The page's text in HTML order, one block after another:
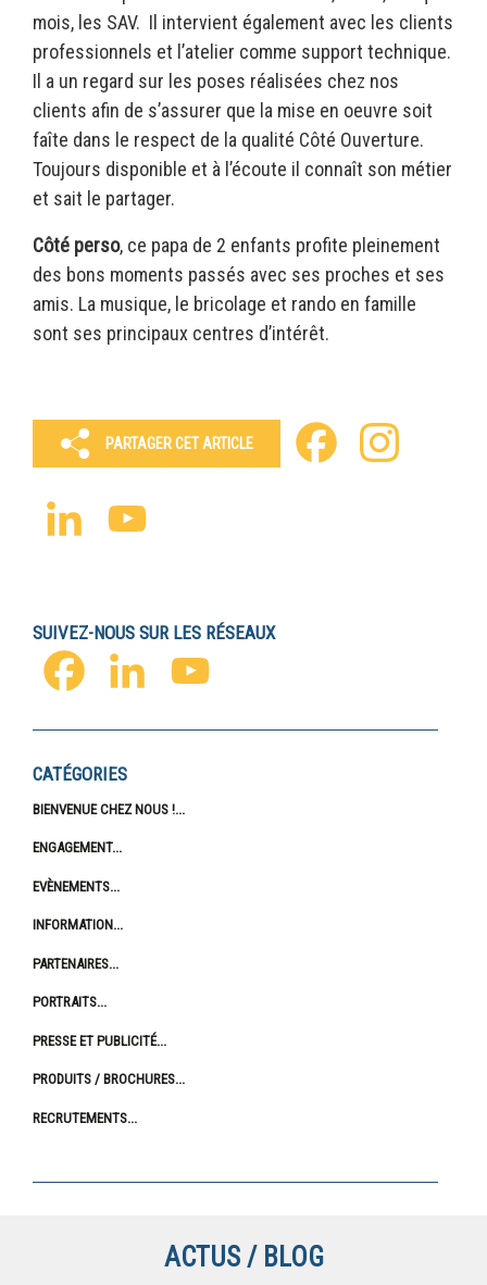
mois, les SAV. Il intervient également avec les clients
professionnels et l’atelier comme support technique.
Il a un regard sur les poses réalisées chez nos
clients afin de s’assurer que la mise en oeuvre soit
faîte dans le respect de la qualité Côté Ouverture.
Toujours disponible et à l’écoute il connaît son métier
et sait le partager.
Côté perso, ce papa de 2 enfants profite pleinement
des bons moments passés avec ses proches et ses
amis. La musique, le bricolage et rando en famille
sont ses principaux centres d’intérêt.
PARTAGER CET ARTICLE Facebook
LinkedIn
SUIVEZ-NOUS SUR LES RÉSEAUX
FACEBOOKLINKEDINYOUTUBE
CATÉGORIES
BIENVENUE CHEZ NOUS !
ENGAGEMENT
EVÈNEMENTS
INFORMATION
PARTENAIRES
PORTRAITS
PRESSE ET PUBLICITÉ
PRODUITS / BROCHURES
RECRUTEMENTS
ACTUS / BLOG